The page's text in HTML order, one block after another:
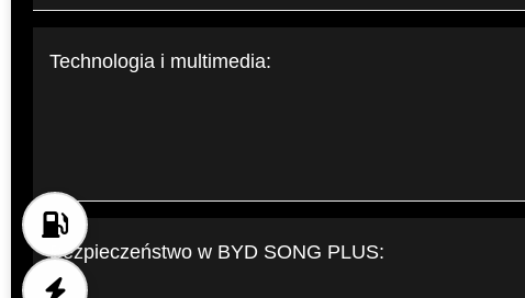
Technologia i multimedia:
Bezpieczeństwo w BYD SONG PLUS: